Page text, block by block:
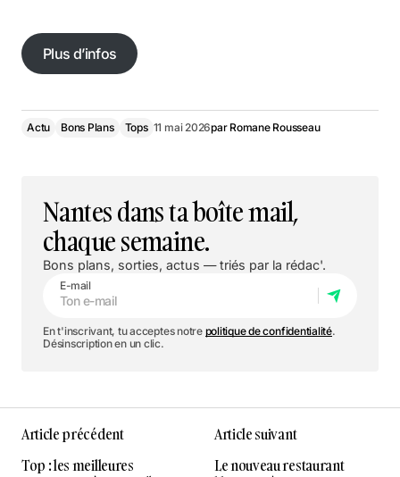
Plus d’infos
Plus d’infos
Actu Bons Plans Tops 11 mai 2026par Romane Rousseau
Nantes dans ta boîte mail,
chaque semaine.
Bons plans, sorties, actus — triés par la rédac'.
E-mail
En t'inscrivant, tu acceptes notre politique de confidentialité.
Désinscription en un clic.
Article précédent
Top : les meilleures
Article suivant
Le nouveau restaurant